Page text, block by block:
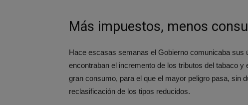
Más impuestos, menos
Hace escasas semanas el Gobierno comunicaba
encontraban el incremento de los tributos del tabaco
gran consumo, para el que el mayor peligro pasa, sin
reclasificación de los tipos reducidos.